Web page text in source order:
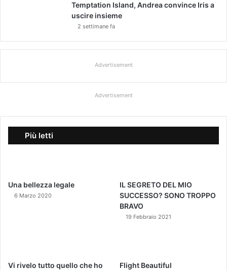
Temptation Island, Andrea convince Iris a
uscire insieme
2 settimane fa
Advertisement
Advertisement
Più letti
Una bellezza legale
6 Marzo 2020
IL SEGRETO DEL MIO
SUCCESSO? SONO TROPPO
BRAVO
19 Febbraio 2021
Vi rivelo tutto quello che ho
Flight Beautiful